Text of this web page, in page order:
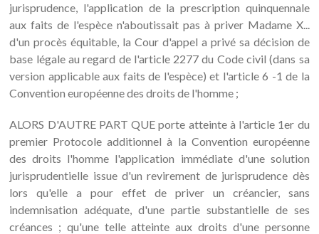
jurisprudence, l'application de la prescription quinquennale
aux faits de l'espèce n'aboutissait pas à priver Madame X...
d'un procès équitable, la Cour d'appel a privé sa décision de
base légale au regard de l'article 2277 du Code civil (dans sa
version applicable aux faits de l'espèce) et l'article 6 -1 de la
Convention européenne des droits de l'homme ;
ALORS D'AUTRE PART QUE porte atteinte à l'article 1er du
premier Protocole additionnel à la Convention européenne
des droits l'homme l'application immédiate d'une solution
jurisprudentielle issue d'un revirement de jurisprudence dès
lors qu'elle a pour effet de priver un créancier, sans
indemnisation adéquate, d'une partie substantielle de ses
créances ; qu'une telle atteinte aux droits d'une personne